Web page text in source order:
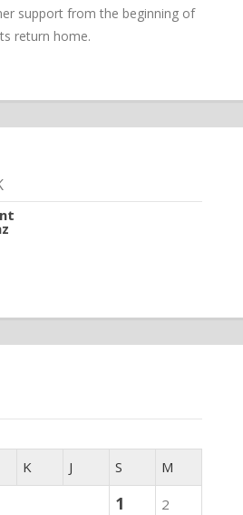
support from the beginning of
return home.
K J S M
1 2